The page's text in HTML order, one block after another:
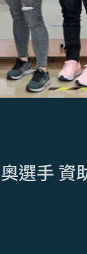
選手 資